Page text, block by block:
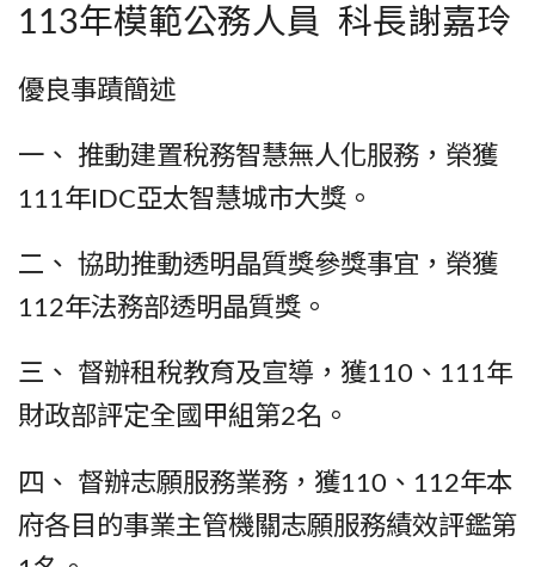
113年模範公務人員 科長謝嘉玲
優良事蹟簡述
一、 推動建置稅務智慧無人化服務，榮獲
111年IDC亞太智慧城市大獎。
二、 協助推動透明晶質獎參獎事宜，榮獲
112年法務部透明晶質獎。
三、 督辦租稅教育及宣導，獲110、111年
財政部評定全國甲組第2名。
四、 督辦志願服務業務，獲110、112年本
府各目的事業主管機關志願服務績效評鑑第